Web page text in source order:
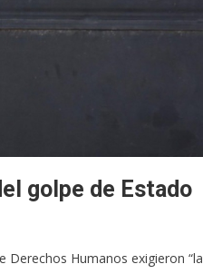
golpe de Estado
Derechos Humanos exigieron “la